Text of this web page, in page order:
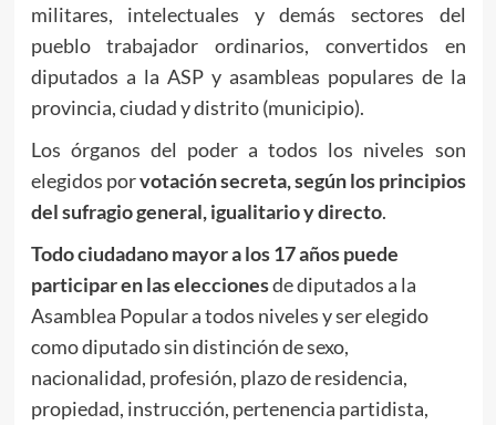
militares, intelectuales y demás sectores del
pueblo trabajador ordinarios, convertidos en
diputados a la ASP y asambleas populares de la
provincia, ciudad y distrito (municipio).
Los órganos del poder a todos los niveles son
elegidos porvotación secreta, según los principios
del sufragio general, igualitario y directo.
Todo ciudadano mayor a los 17 años puede
participar en las eleccionesde diputados a la
Asamblea Popular a todos niveles y ser elegido
como diputado sin distinción de sexo,
nacionalidad, profesión, plazo de residencia,
propiedad, instrucción, pertenencia partidista,